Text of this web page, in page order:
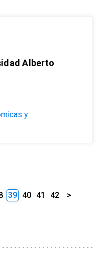
Alberto
y
39 40 41 42 >